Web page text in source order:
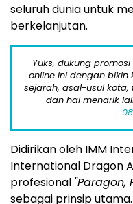
seluruh dunia untuk
berkelanjutan.
Yuks, dukung
online ini dengan
sejarah, asal-usul
dan hal menarik
Didirikan oleh IMM
International Dragon
profesional "Paragon,
sebagai prinsip